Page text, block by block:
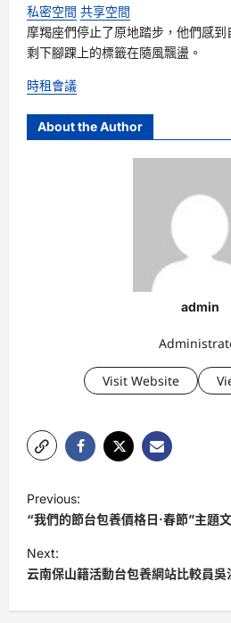
私密空間 共享空間
摩羯座們停止了原地踏步，他們感
剩下腳踝上的標籤在隨風飄盪。
時租會議
About the Author
admin
Visit Website
o
s
t
Previous:
“我們的節台包養價格日·春節”主題
Next:
云南保山籍活動台包養網站比較員